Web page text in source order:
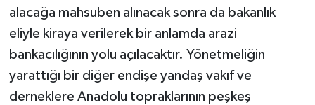
alacağa mahsuben alınacak sonra da bakanlık
eliyle kiraya verilerek bir anlamda arazi
bankacılığının yolu açılacaktır. Yönetmeliğin
yarattığı bir diğer endişe yandaş vakıf ve
derneklere Anadolu topraklarının peşkeş